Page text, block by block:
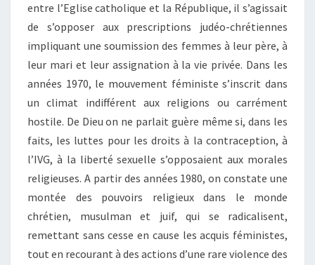
entre l’Eglise catholique et la République, il s’agissait
de s’opposer aux prescriptions judéo-chrétiennes
impliquant une soumission des femmes à leur père, à
leur mari et leur assignation à la vie privée. Dans les
années 1970, le mouvement féministe s’inscrit dans
un climat indifférent aux religions ou carrément
hostile. De Dieu on ne parlait guère même si, dans les
faits, les luttes pour les droits à la contraception, à
l’IVG, à la liberté sexuelle s’opposaient aux morales
religieuses. A partir des années 1980, on constate une
montée des pouvoirs religieux dans le monde
chrétien, musulman et juif, qui se radicalisent,
remettant sans cesse en cause les acquis féministes,
tout en recourant à des actions d’une rare violence des